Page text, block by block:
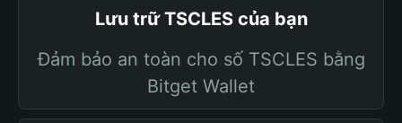
Lưu trữ TSCLES của bạn
Đảm bảo an toàn cho số TSCLES bằng
Bitget Wallet